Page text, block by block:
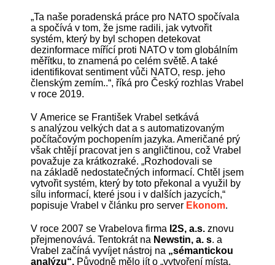
„Ta naše poradenská práce pro NATO spočívala
a spočívá v tom, že jsme radili, jak vytvořit
systém, který by byl schopen detekovat
dezinformace mířící proti NATO v tom globálním
měřítku, to znamená po celém světě. A také
identifikovat sentiment vůči NATO, resp. jeho
členským zemím..“, říká pro Český rozhlas Vrabel
v roce 2019.
V Americe se František Vrabel setkává
s analýzou velkých dat a s automatizovaným
počítačovým pochopením jazyka. Američané prý
však chtějí pracovat jen s angličtinou, což Vrabel
považuje za krátkozraké. „Rozhodovali se
na základě nedostatečných informací. Chtěl jsem
vytvořit systém, který by toto překonal a využil by
sílu informací, které jsou i v dalších jazycích,“
popisuje Vrabel v článku pro server Ekonom.
V roce 2007 se Vrabelova firma I2S, a.s. znovu
přejmenovává. Tentokrát na Newstin, a. s. a
Vrabel začíná vyvíjet nástroj na „sémantickou
analýzu“. Původně mělo jít o „vytvoření místa,